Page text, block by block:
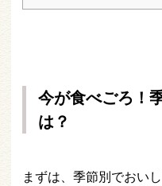
今が食べごろ！
は？
まずは、季節別でおい